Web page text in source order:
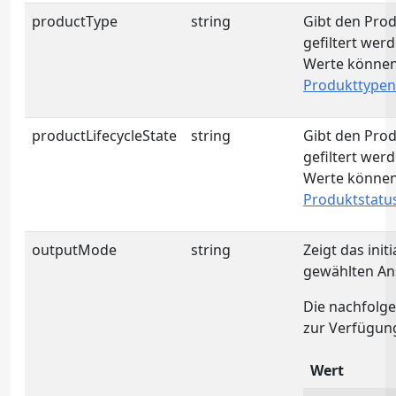
productType string
Gibt den
gefiltert
Werte
Produkttypen
productLifecycleState string
Gibt den
gefiltert
Werte
outputMode string
Zeigt das
gewählten
Die
zur
Wert